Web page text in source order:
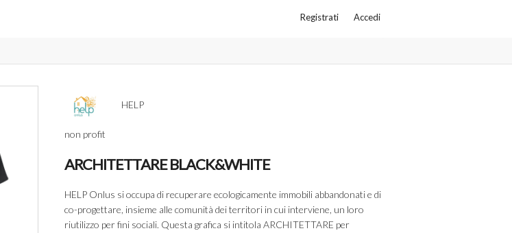
Registrati Accedi
HELP
non profit
ARCHITETTARE BLACK&WHITE
HELP Onlus si occupa di recuperare ecologicamente immobili abbandonati e di
co-progettare, insieme alle comunità dei territori in cui interviene, un loro
riutilizzo per fini sociali. Questa grafica si intitola ARCHITETTARE per